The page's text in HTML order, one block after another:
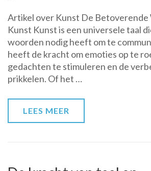
Magische
Wereld
van
Kunst:
Een
Artikel over Kunst De Betoverende
Kunst Kunst is een universele taal
woorden nodig heeft om te
heeft de kracht om emoties op te
gedachten te stimuleren en de
prikkelen. Of het …
LEES MEER